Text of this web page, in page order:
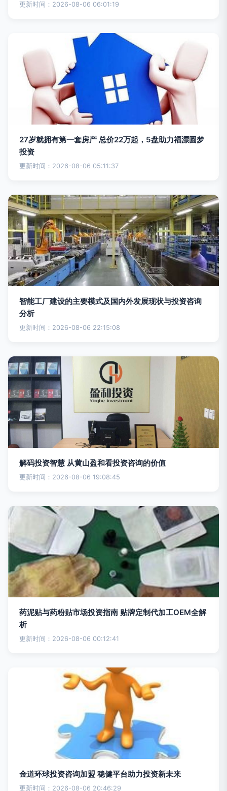
更新时间：2026-08-06 06:01:19
27岁就拥有第一套房产 总价22万起，5盘助力福漂圆梦
投资
更新时间：2026-08-06 05:11:37
智能工厂建设的主要模式及国内外发展现状与投资咨询
分析
更新时间：2026-08-06 22:15:08
解码投资智慧 从黄山盈和看投资咨询的价值
更新时间：2026-08-06 19:08:45
药泥贴与药粉贴市场投资指南 贴牌定制代加工OEM全解
析
更新时间：2026-08-06 00:12:41
金道环球投资咨询加盟 稳健平台助力投资新未来
更新时间：2026-08-06 20:46:29